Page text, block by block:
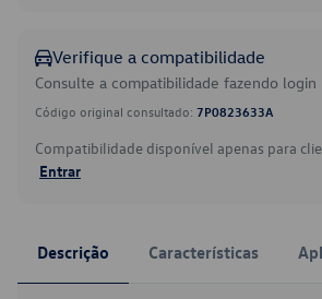
Verifique a compatibilidade
Consulte a compatibilidade fazendo login
Código original consultado: 7P0823633A
Compatibilidade disponível apenas para
Entrar
Descrição Características